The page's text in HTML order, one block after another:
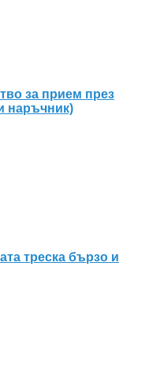
за прием през
наръчник)
треска бързо и